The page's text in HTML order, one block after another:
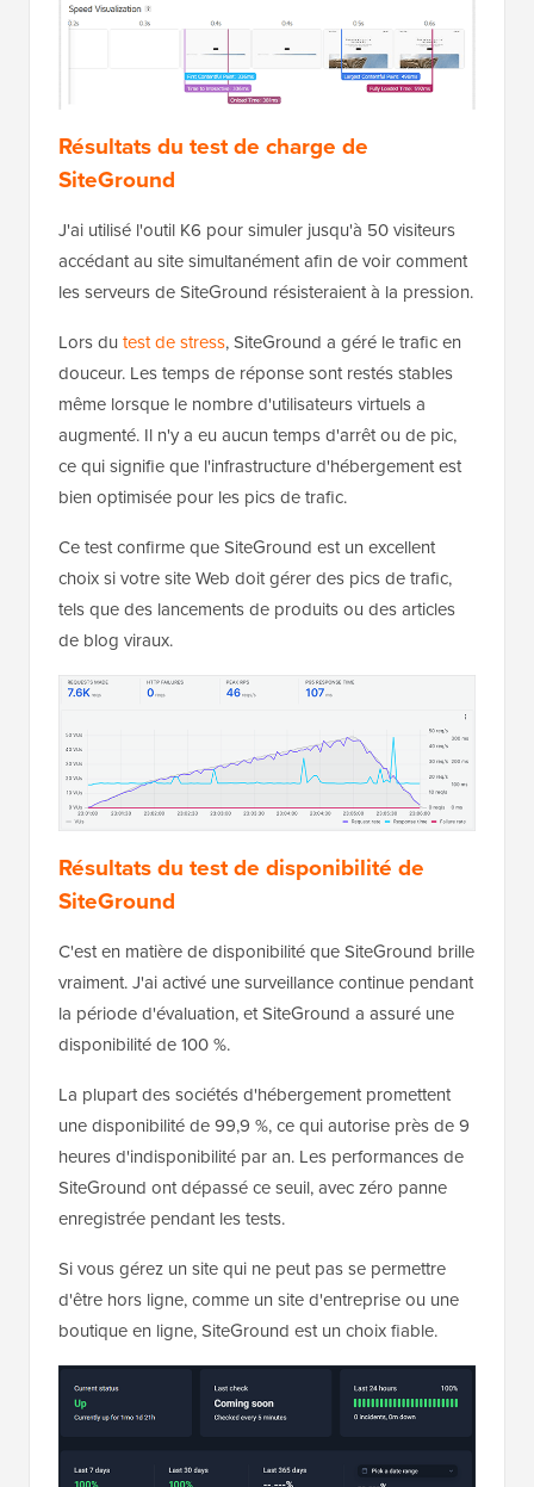
Résultats du test de charge de
SiteGround
J'ai utilisé l'outil K6 pour simuler jusqu'à 50 visiteurs
accédant au site simultanément afin de voir comment
les serveurs de SiteGround résisteraient à la pression.
Lors du test de stress, SiteGround a géré le trafic en
douceur. Les temps de réponse sont restés stables
même lorsque le nombre d'utilisateurs virtuels a
augmenté. Il n'y a eu aucun temps d'arrêt ou de pic,
ce qui signifie que l'infrastructure d'hébergement est
bien optimisée pour les pics de trafic.
Ce test confirme que SiteGround est un excellent
choix si votre site Web doit gérer des pics de trafic,
tels que des lancements de produits ou des articles
de blog viraux.
Résultats du test de disponibilité de
SiteGround
C'est en matière de disponibilité que SiteGround brille
vraiment. J'ai activé une surveillance continue pendant
la période d'évaluation, et SiteGround a assuré une
disponibilité de 100 %.
La plupart des sociétés d'hébergement promettent
une disponibilité de 99,9 %, ce qui autorise près de 9
heures d'indisponibilité par an. Les performances de
SiteGround ont dépassé ce seuil, avec zéro panne
enregistrée pendant les tests.
Si vous gérez un site qui ne peut pas se permettre
d'être hors ligne, comme un site d'entreprise ou une
boutique en ligne, SiteGround est un choix fiable.